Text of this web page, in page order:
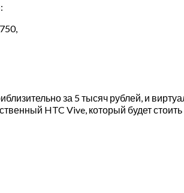
за 5 тысяч рублей, и
HTC Vive, который будет